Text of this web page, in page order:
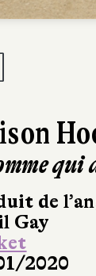
de
Gay
2020